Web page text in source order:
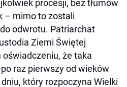
procesji, bez tłumów
– mimo to zostali
odwrotu. Patriarchat
Ziemi Świętej
że taka
raz pierwszy od wieków
który rozpoczyna Wielki